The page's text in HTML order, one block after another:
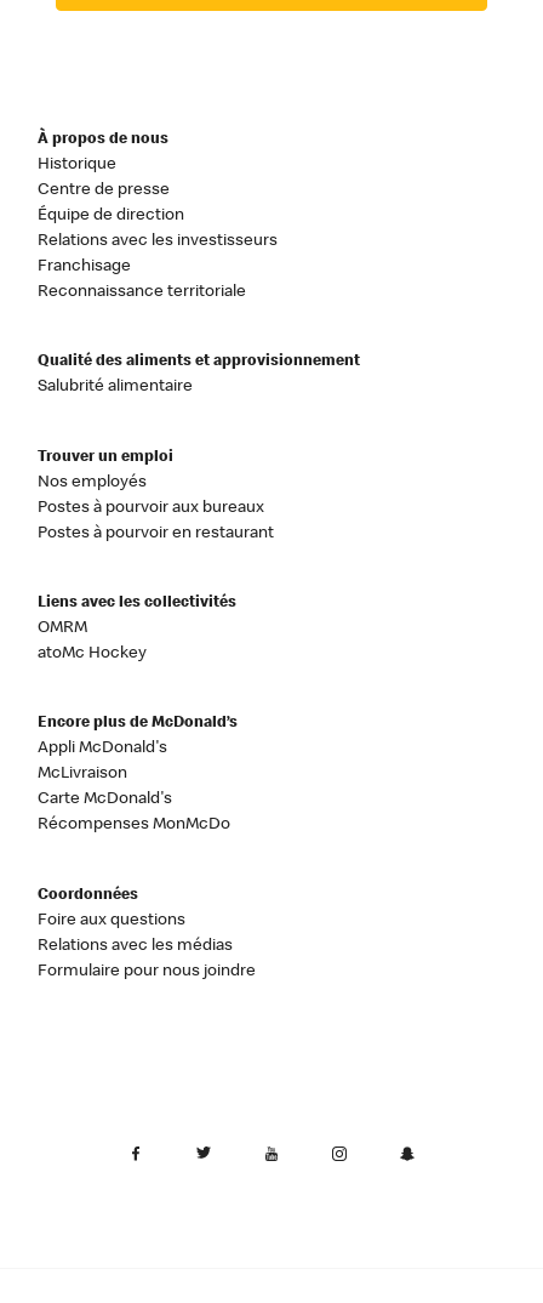
À propos de nous
Historique
Centre de presse
Équipe de direction
Relations avec les investisseurs
Franchisage
Reconnaissance territoriale
Qualité des aliments et approvisionnement
Salubrité alimentaire
Trouver un emploi
Nos employés
Postes à pourvoir aux bureaux
Postes à pourvoir en restaurant
Liens avec les collectivités
OMRM
atoMc Hockey
Encore plus de McDonald’s
Appli McDonald's
McLivraison
Carte McDonald's
Récompenses MonMcDo
Coordonnées
Foire aux questions
Relations avec les médias
Formulaire pour nous joindre